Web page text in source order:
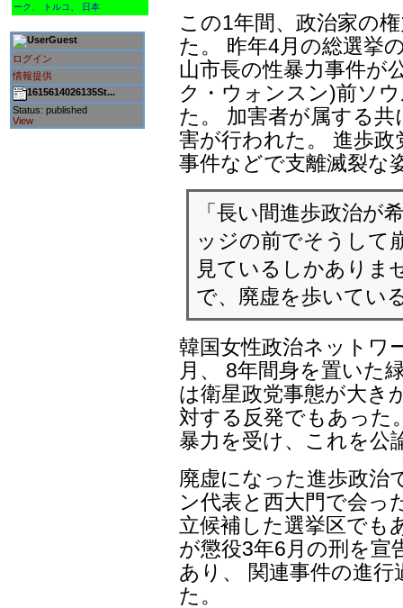
ーク
トルコ 日本
Guest
ログイン
情報提供
1615614026135St...
Status: published
View
この1年間、政治家の
た。 昨年4月の総選挙
山市長の性暴力事件が
ク・ウォンスン)前ソ
た。 加害者が属する
害が行われた。 進歩
事件などで支離滅裂な
「長い間進歩政治が
ッジの前でそうして
見ているしかありま
で、廃虚を歩いてい
韓国女性政治ネットワ
月、 8年間身を置いた
は衛星政党事態が大き
対する反発でもあった
暴力を受け、これを公
廃虚になった進歩政治
ン代表と西大門で会っ
立候補した選挙区でも
が懲役3年6月の刑を宣
あり、 関連事件の進
た。